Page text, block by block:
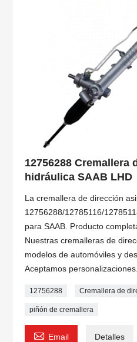
12756288
hidráulica SAAB LHD
La cremallera de dirección
12756288/12785116/
para SAAB. Producto
Nuestras cremalleras de
modelos de automóviles y
Aceptamos personalizaciones.
12756288 Cremallera de
piñón de cremallera
 Email Detalles